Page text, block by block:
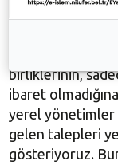
Rektörü Ahmet
türlü faaliyette
ettiklerini
birliklerinin,
ibaret
yerel yönetimler
gelen talepleri
gösteriyoruz.